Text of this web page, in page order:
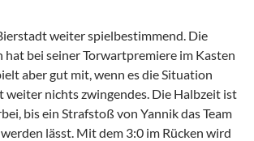
weiter spielbestimmend. Die
bei seiner Torwartpremiere im Kasten
aber gut mit, wenn es die Situation
weiter nichts zwingendes. Die Halbzeit ist
bis ein Strafstoß von Yannik das Team
lässt. Mit dem 3:0 im Rücken wird